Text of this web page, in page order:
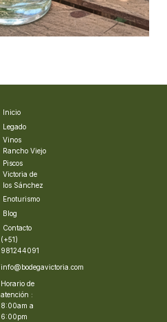
Inicio
Legado
Vinos
Rancho Viejo
Piscos
Victoria de
los Sánchez
Enoturismo
Blog
Contacto
(+51)
981244091
info@bodegavictoria.com
Horario de
atención :
8:00am a
6:00pm